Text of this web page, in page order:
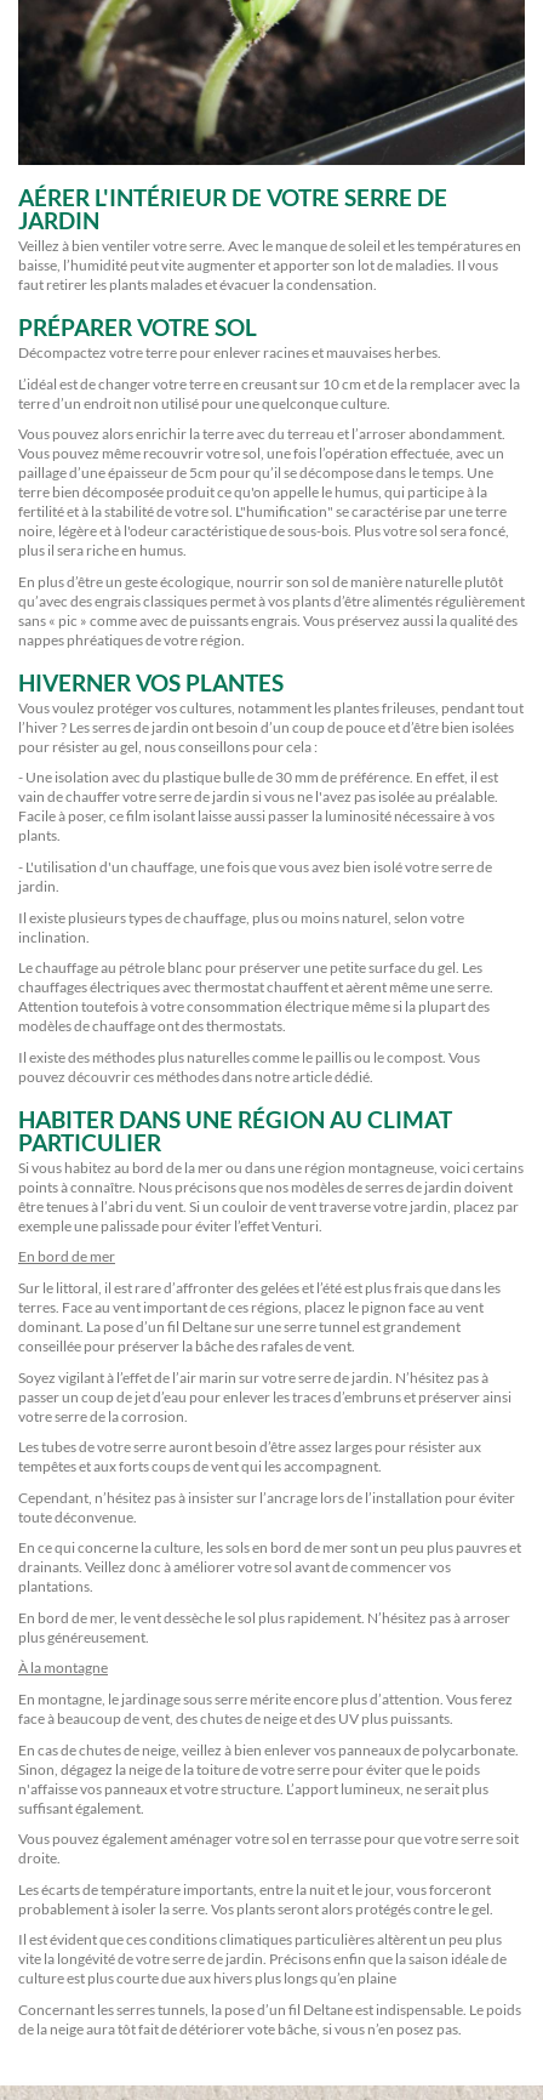
AÉRER L'INTÉRIEUR DE VOTRE SERRE DE
JARDIN
Veillez à bien ventiler votre serre. Avec le manque de soleil et les températures en
baisse, l’humidité peut vite augmenter et apporter son lot de maladies. Il vous
faut retirer les plants malades et évacuer la condensation.
PRÉPARER VOTRE SOL
Décompactez votre terre pour enlever racines et mauvaises herbes.
L’idéal est de changer votre terre en creusant sur 10 cm et de la remplacer avec la
terre d’un endroit non utilisé pour une quelconque culture.
Vous pouvez alors enrichir la terre avec du terreau et l’arroser abondamment.
Vous pouvez même recouvrir votre sol, une fois l’opération effectuée, avec un
paillage d’une épaisseur de 5cm pour qu’il se décompose dans le temps. Une
terre bien décomposée produit ce qu'on appelle le humus, qui participe à la
fertilité et à la stabilité de votre sol. L"humification" se caractérise par une terre
noire, légère et à l'odeur caractéristique de sous-bois. Plus votre sol sera foncé,
plus il sera riche en humus.
En plus d’être un geste écologique, nourrir son sol de manière naturelle plutôt
qu’avec des engrais classiques permet à vos plants d’être alimentés régulièrement
sans « pic » comme avec de puissants engrais. Vous préservez aussi la qualité des
nappes phréatiques de votre région.
HIVERNER VOS PLANTES
Vous voulez protéger vos cultures, notamment les plantes frileuses, pendant tout
l’hiver ? Les serres de jardin ont besoin d’un coup de pouce et d’être bien isolées
pour résister au gel, nous conseillons pour cela :
- Une isolation avec du plastique bulle de 30 mm de préférence. En effet, il est
vain de chauffer votre serre de jardin si vous ne l'avez pas isolée au préalable.
Facile à poser, ce film isolant laisse aussi passer la luminosité nécessaire à vos
plants.
- L'utilisation d'un chauffage, une fois que vous avez bien isolé votre serre de
jardin.
Il existe plusieurs types de chauffage, plus ou moins naturel, selon votre
inclination.
Le chauffage au pétrole blanc pour préserver une petite surface du gel. Les
chauffages électriques avec thermostat chauffent et aèrent même une serre.
Attention toutefois à votre consommation électrique même si la plupart des
modèles de chauffage ont des thermostats.
Il existe des méthodes plus naturelles comme le paillis ou le compost. Vous
pouvez découvrir ces méthodes dans notre article dédié.
HABITER DANS UNE RÉGION AU CLIMAT
PARTICULIER
Si vous habitez au bord de la mer ou dans une région montagneuse, voici certains
points à connaître. Nous précisons que nos modèles de serres de jardin doivent
être tenues à l’abri du vent. Si un couloir de vent traverse votre jardin, placez par
exemple une palissade pour éviter l’effet Venturi.
En bord de mer
Sur le littoral, il est rare d’affronter des gelées et l’été est plus frais que dans les
terres. Face au vent important de ces régions, placez le pignon face au vent
dominant. La pose d’un fil Deltane sur une serre tunnel est grandement
conseillée pour préserver la bâche des rafales de vent.
Soyez vigilant à l’effet de l’air marin sur votre serre de jardin. N’hésitez pas à
passer un coup de jet d’eau pour enlever les traces d’embruns et préserver ainsi
votre serre de la corrosion.
Les tubes de votre serre auront besoin d’être assez larges pour résister aux
tempêtes et aux forts coups de vent qui les accompagnent.
Cependant, n’hésitez pas à insister sur l’ancrage lors de l’installation pour éviter
toute déconvenue.
En ce qui concerne la culture, les sols en bord de mer sont un peu plus pauvres et
drainants. Veillez donc à améliorer votre sol avant de commencer vos
plantations.
En bord de mer, le vent dessèche le sol plus rapidement. N’hésitez pas à arroser
plus généreusement.
À la montagne
En montagne, le jardinage sous serre mérite encore plus d’attention. Vous ferez
face à beaucoup de vent, des chutes de neige et des UV plus puissants.
En cas de chutes de neige, veillez à bien enlever vos panneaux de polycarbonate.
Sinon, dégagez la neige de la toiture de votre serre pour éviter que le poids
n'affaisse vos panneaux et votre structure. L’apport lumineux, ne serait plus
suffisant également.
Vous pouvez également aménager votre sol en terrasse pour que votre serre soit
droite.
Les écarts de température importants, entre la nuit et le jour, vous forceront
probablement à isoler la serre. Vos plants seront alors protégés contre le gel.
Il est évident que ces conditions climatiques particulières altèrent un peu plus
vite la longévité de votre serre de jardin. Précisons enfin que la saison idéale de
culture est plus courte due aux hivers plus longs qu’en plaine
Concernant les serres tunnels, la pose d’un fil Deltane est indispensable. Le poids
de la neige aura tôt fait de détériorer vote bâche, si vous n’en posez pas.